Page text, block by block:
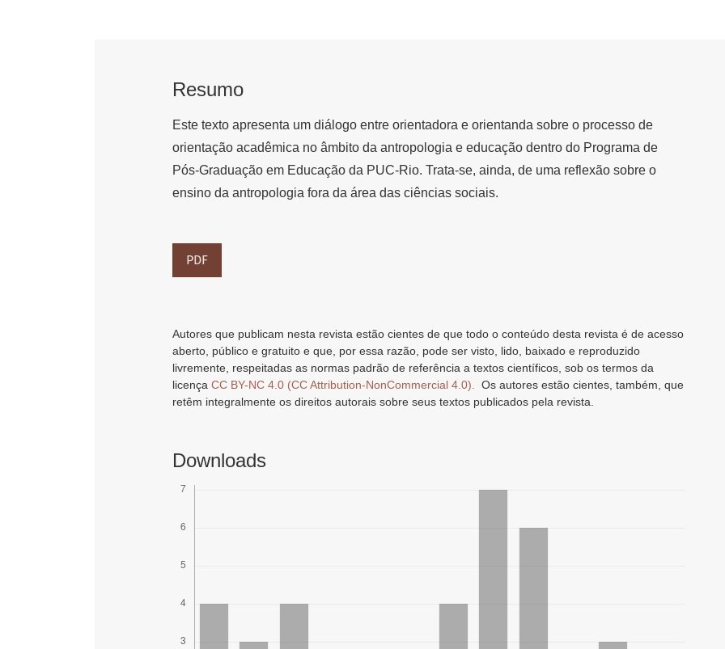
Resumo
Este texto apresenta um diálogo entre orientadora e orientanda sobre o processo de
orientação acadêmica no âmbito da antropologia e educação dentro do Programa de
Pós-Graduação em Educação da PUC-Rio. Trata-se, ainda, de uma reflexão sobre o
ensino da antropologia fora da área das ciências sociais.
PDF
Autores que publicam nesta revista estão cientes de que todo o conteúdo desta revista é de acesso
aberto, público e gratuito e que, por essa razão, pode ser visto, lido, baixado e reproduzido
livremente, respeitadas as normas padrão de referência a textos científicos, sob os termos da
licença CC BY-NC 4.0 (CC Attribution-NonCommercial 4.0). Os autores estão cientes, também, que
retêm integralmente os direitos autorais sobre seus textos publicados pela revista.
Downloads